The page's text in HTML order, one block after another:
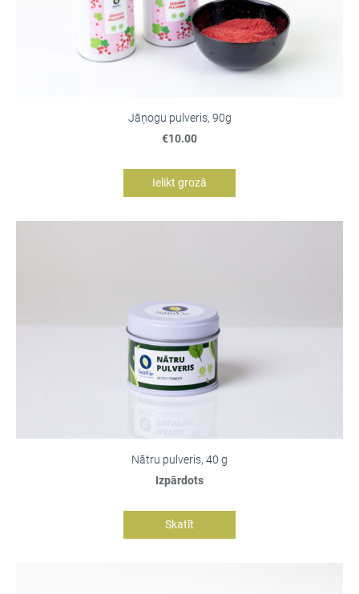
Jāņogu pulveris, 90g
€10.00
Ielikt grozā
Nātru pulveris, 40 g
Izpārdots
Skatīt